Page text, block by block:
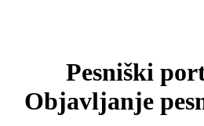
Pesniški
Objavljanje